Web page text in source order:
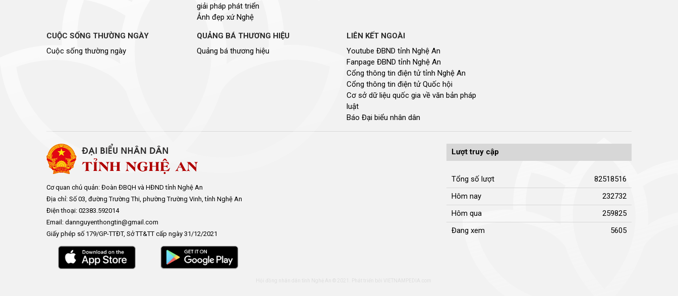
giải pháp phát triển
Ảnh đẹp xứ Nghệ
CUỘC SỐNG THƯỜNG NGÀY
Cuộc sống thường ngày
QUẢNG BÁ THƯƠNG HIỆU
Quảng bá thương hiệu
LIÊN KẾT NGOÀI
Youtube ĐBND tỉnh Nghệ An
Fanpage ĐBND tỉnh Nghệ An
Cổng thông tin điện tử tỉnh Nghệ An
Cổng thông tin điện tử Quốc hội
Cơ sở dữ liệu quốc gia về văn bản pháp
luật
Báo Đại biểu nhân dân
Cơ quan chủ quản: Đoàn ĐBQH và HĐND tỉnh Nghệ An
Địa chỉ: Số 03, đường Trường Thi, phường Trường Vinh, tỉnh Nghệ An
Điện thoại: 02383.592014
Email: dannguyenthongtin@gmail.com
Giấy phép số 179/GP-TTĐT, Sở TT&TT cấp ngày 31/12/2021
Lượt truy cập
Tổng số lượt
82518516
Hôm nay
232732
Hôm qua
259825
Đang xem
5605